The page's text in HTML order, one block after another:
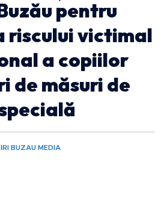
pentru
riscului victimal
a copiilor
de măsuri de
BUZAU MEDIA